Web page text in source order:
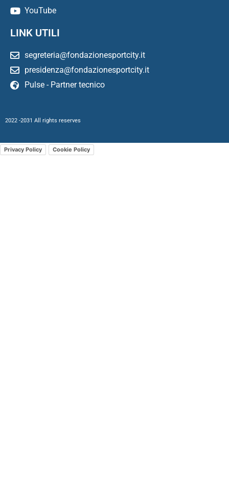
YouTube
LINK UTILI
segreteria@fondazionesportcity.it
presidenza@fondazionesportcity.it
Pulse - Partner tecnico
2022 -2031 All rights reserves
Privacy Policy Cookie Policy